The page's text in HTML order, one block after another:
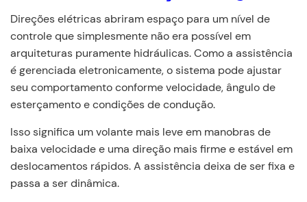
Direções elétricas abriram espaço para um nível de
controle que simplesmente não era possível em
arquiteturas puramente hidráulicas. Como a assistência
é gerenciada eletronicamente, o sistema pode ajustar
seu comportamento conforme velocidade, ângulo de
esterçamento e condições de condução.
Isso significa um volante mais leve em manobras de
baixa velocidade e uma direção mais firme e estável em
deslocamentos rápidos. A assistência deixa de ser fixa e
passa a ser dinâmica.